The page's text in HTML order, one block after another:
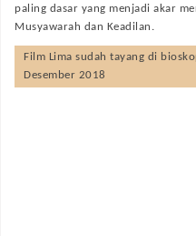
paling dasar yang menjadi akar
Musyawarah dan Keadilan.
Film Lima sudah tayang di
Desember 2018